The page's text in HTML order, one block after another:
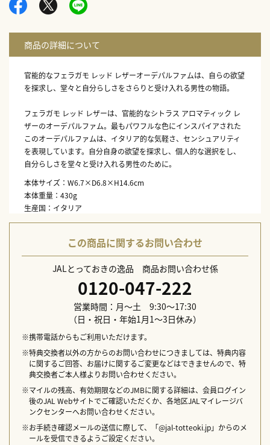
官能的なフェラガモ レッド レザーオーデパルファムは、自らの欲望
を探求し、堂々と自分らしさをさらりと受け入れる男性の物語。
フェラガモ レッド レザーは、官能的なシトラス アロマティック レ
ザーのオーデパルファム。最もパワフルな色にインスパイアされた
このオーデパルファムは、イタリア的な気軽さ、センシュアリティ
を表現しています。自分自身の欲望を探求し、個人的な選択をし、
自分らしさを堂々と受け入れる男性のために。
本体サイズ：W6.7×D6.8×H14.6cm
本体重量：430g
生産国：イタリア
配送日指定不可
この商品に関するお問い合わせ
JALとっておきの逸品 商品お問い合わせ係
0120-047-222
営業時間：月～土 9:30～17:30
（日・祝日・年始1月1～3日休み）
※携帯電話からもご利用いただけます。
※特典交換者以外の方からのお問い合わせにつきましては、特典内容
に関するご回答、お届けに関するご変更などはできませんので、特
典交換者ご本人様よりお問い合わせください。
※マイルの残高、有効期限などのJMBに関する詳細は、会員ログイン
後のJAL Webサイトでご確認いただくか、各地区JALマイレージバ
ンクセンターへお問い合わせください。
※お手続き確認メールの送信に際して、「@jal-totteoki.jp」からのメ
ールを受信できるようご設定ください。